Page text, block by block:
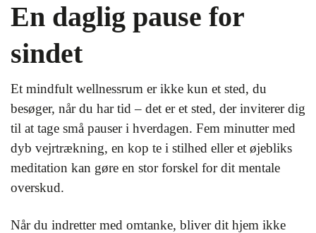
En daglig pause for
sindet
Et mindfult wellnessrum er ikke kun et sted, du
besøger, når du har tid – det er et sted, der inviterer dig
til at tage små pauser i hverdagen. Fem minutter med
dyb vejrtrækning, en kop te i stilhed eller et øjebliks
meditation kan gøre en stor forskel for dit mentale
overskud.
Når du indretter med omtanke, bliver dit hjem ikke